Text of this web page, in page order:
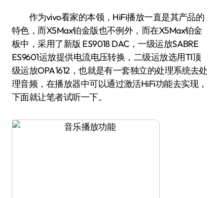
作为vivo看家的本领，HiFi播放一直是其产品的
特色，而X5Max铂金版也不例外，而在X5Max铂金
板中，采用了新版 ES9018 DAC，一级运放SABRE
ES9601运放提供电流电压转换，二级运放选用TI顶
级运放OPA1612，也就是有一套独立的处理系统去处
理音频，在播放器中可以通过激活HiFi功能去实现，
下面就让笔者试听一下。